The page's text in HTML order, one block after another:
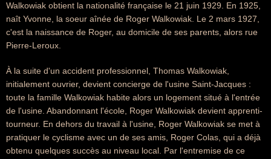
Walkowiak obtient la nationalité française le 21 juin 1929. En 1925,
naît Yvonne, la soeur aînée de Roger Walkowiak. Le 2 mars 1927,
c'est la naissance de Roger, au domicile de ses parents, alors rue
Pierre-Leroux.
À la suite d'un accident professionnel, Thomas Walkowiak,
initialement ouvrier, devient concierge de l'usine Saint-Jacques :
toute la famille Walkowiak habite alors un logement situé à l'entrée
de l'usine. Abandonnant l'école, Roger Walkowiak devient apprenti-
tourneur. En dehors du travail à l'usine, Roger Walkowiak se met à
pratiquer le cyclisme avec un de ses amis, Roger Colas, qui a déjà
obtenu quelques succès au niveau local. Par l'entremise de ce